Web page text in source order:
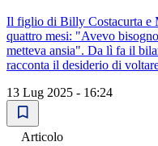
Il figlio di Billy Costacurta e
quattro mesi: "Avevo
metteva ansia". Da lì fa il
racconta il desiderio di
13 Lug 2025 - 16:24
Articolo